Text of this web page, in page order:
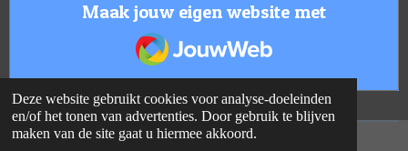
Deze website gebruikt cookies voor analyse-doeleinden
en/of het tonen van advertenties. Door gebruik te blijven
maken van de site gaat u hiermee akkoord.
Maak jouw eigen website met
JouwWeb